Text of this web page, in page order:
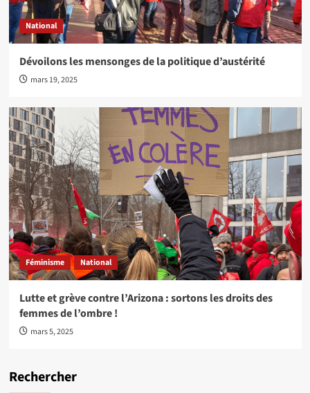
National
Dévoilons les mensonges de la politique d’austérité
mars 19, 2025
Féminisme National
Lutte et grève contre l’Arizona : sortons les droits des
femmes de l’ombre !
mars 5, 2025
Rechercher